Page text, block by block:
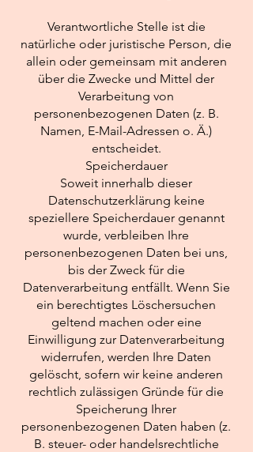
Verantwortliche Stelle ist die
natürliche oder juristische Person, die
allein oder gemeinsam mit anderen
über die Zwecke und Mittel der
Verarbeitung von
personenbezogenen Daten (z. B.
Namen, E-Mail-Adressen o. Ä.)
entscheidet.
Speicherdauer
Soweit innerhalb dieser
Datenschutzerklärung keine
speziellere Speicherdauer genannt
wurde, verbleiben Ihre
personenbezogenen Daten bei uns,
bis der Zweck für die
Datenverarbeitung entfällt. Wenn Sie
ein berechtigtes Löschersuchen
geltend machen oder eine
Einwilligung zur Datenverarbeitung
widerrufen, werden Ihre Daten
gelöscht, sofern wir keine anderen
rechtlich zulässigen Gründe für die
Speicherung Ihrer
personenbezogenen Daten haben (z.
B. steuer- oder handelsrechtliche